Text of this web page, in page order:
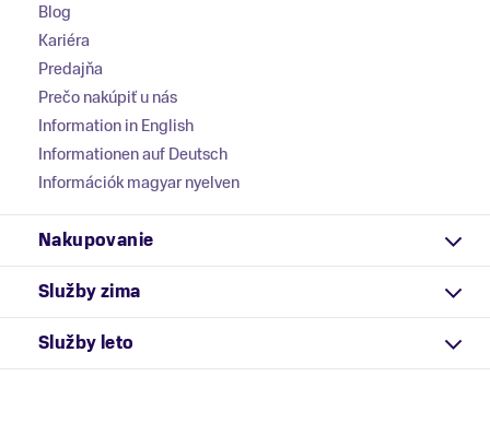
Blog
Kariéra
Predajňa
Prečo nakúpiť u nás
Information in English
Informationen auf Deutsch
Információk magyar nyelven
Nakupovanie
Služby zima
Služby leto